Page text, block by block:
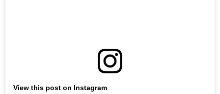
View this post on Instagram